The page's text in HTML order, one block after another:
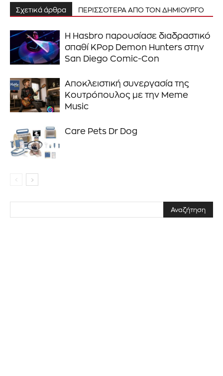
Σχετικά άρθρα ΠΕΡΙΣΣΟΤΕΡΑ ΑΠΟ ΤΟΝ ΔΗΜΙΟΥΡΓΟ
Η Hasbro παρουσίασε διαδραστικό
σπαθί KPop Demon Hunters στην
San Diego Comic-Con
Αποκλειστική συνεργασία της
Κουτρόπουλος με την Meme
Music
Care Pets Dr Dog